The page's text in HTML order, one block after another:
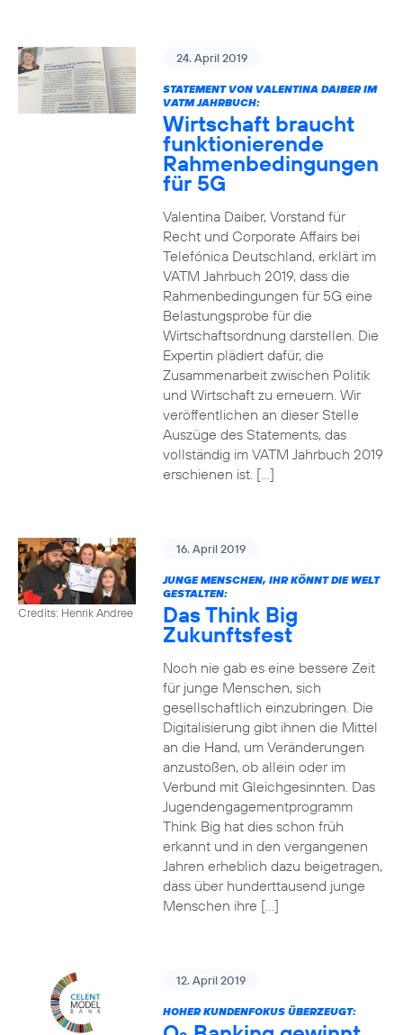
24. April 2019
STATEMENT VON VALENTINA DAIBER IM
VATM JAHRBUCH:
Wirtschaft braucht
funktionierende
Rahmenbedingungen
für 5G
Valentina Daiber, Vorstand für
Recht und Corporate Affairs bei
Telefónica Deutschland, erklärt im
VATM Jahrbuch 2019, dass die
Rahmenbedingungen für 5G eine
Belastungsprobe für die
Wirtschaftsordnung darstellen. Die
Expertin plädiert dafür, die
Zusammenarbeit zwischen Politik
und Wirtschaft zu erneuern. Wir
veröffentlichen an dieser Stelle
Auszüge des Statements, das
vollständig im VATM Jahrbuch 2019
erschienen ist. […]
Credits: Henrik Andree
16. April 2019
JUNGE MENSCHEN, IHR KÖNNT DIE WELT
GESTALTEN:
Das Think Big
Zukunftsfest
Noch nie gab es eine bessere Zeit
für junge Menschen, sich
gesellschaftlich einzubringen. Die
Digitalisierung gibt ihnen die Mittel
an die Hand, um Veränderungen
anzustoßen, ob allein oder im
Verbund mit Gleichgesinnten. Das
Jugendengagementprogramm
Think Big hat dies schon früh
erkannt und in den vergangenen
Jahren erheblich dazu beigetragen,
dass über hunderttausend junge
Menschen ihre […]
12. April 2019
HOHER KUNDENFOKUS ÜBERZEUGT: